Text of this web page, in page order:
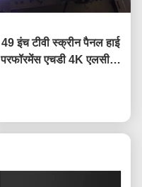
49 इंच टीवी स्क्रीन पैनल हाई
परफॉरमेंस एचडी 4K एलसीडी